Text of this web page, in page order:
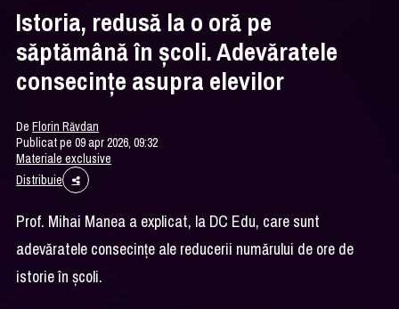
Istoria, redusă la o oră pe
săptămână în şcoli. Adevăratele
consecinţe asupra elevilor
DeFlorin Răvdan
Publicat pe 09 apr 2026, 09:32
Materiale exclusive
Distribuie
Prof. Mihai Manea a explicat, la DC Edu, care sunt
adevăratele consecinţe ale reducerii numărului de ore de
istorie în şcoli.